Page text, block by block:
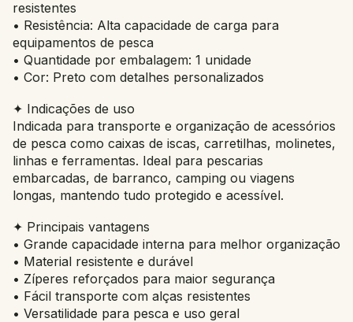
resistentes
• Resistência: Alta capacidade de carga para
equipamentos de pesca
• Quantidade por embalagem: 1 unidade
• Cor: Preto com detalhes personalizados
✦ Indicações de uso
Indicada para transporte e organização de acessórios
de pesca como caixas de iscas, carretilhas, molinetes,
linhas e ferramentas. Ideal para pescarias
embarcadas, de barranco, camping ou viagens
longas, mantendo tudo protegido e acessível.
✦ Principais vantagens
• Grande capacidade interna para melhor organização
• Material resistente e durável
• Zíperes reforçados para maior segurança
• Fácil transporte com alças resistentes
• Versatilidade para pesca e uso geral